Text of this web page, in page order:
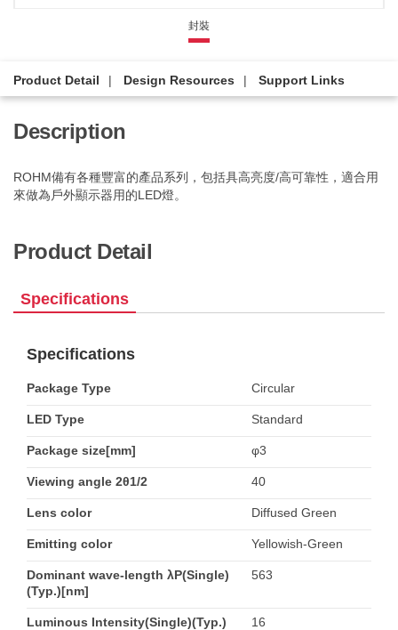
封裝
Product Detail Design Resources Support Links
Description
ROHM備有各種豐富的產品系列，包括具高亮度/高可靠性，適合用
來做為戶外顯示器用的LED燈。
Product Detail
Specifications
Specifications
Package Type Circular
LED Type Standard
Package size[mm] φ3
Viewing angle 2θ1/2 40
Lens color Diffused Green
Emitting color Yellowish-Green
Dominant wave-length λP(Single)
(Typ.)[nm]
563
Luminous Intensity(Single)(Typ.)
16